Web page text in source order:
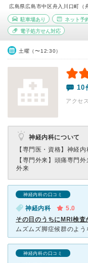
広島県広島市中区舟入川口町（
駐車場あり ネット予
電子処方せん対応
土曜（〜12:30）
10
アクセ
神経内科について
【専門医・資格】 神経内
【専門外来】 頭痛専門外
外来
神経内科の口コミ
神経内科
5.0
その日のうちにMRI検査
神経内科の口コミ